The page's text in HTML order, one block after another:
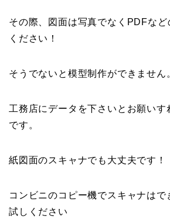
その際、図面は写真でなくPDFなど
ください！
そうでないと模型制作ができません
工務店にデータを下さいとお願いす
です。
紙図面のスキャナでも大丈夫です！
コンビニのコピー機でスキャナはで
試しください